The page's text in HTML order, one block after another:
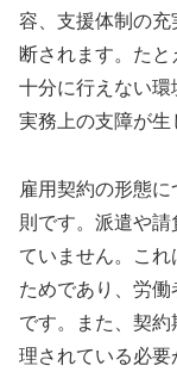
容、支援体制の充
断されます。た
十分に行えない環
実務上の支障が生
雇用契約の形態
則です。派遣や
ていません。こ
ためであり、労
です。また、契
理されている必